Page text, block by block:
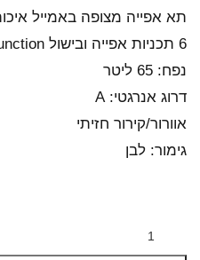
תא אפייה מצופה באמייל
6 תכניות אפייה ובישול Multifunction
נפח: 65 ליטר
דרוג אנרגטי: A
אוורור/קירור חזיתי
גימור: לבן